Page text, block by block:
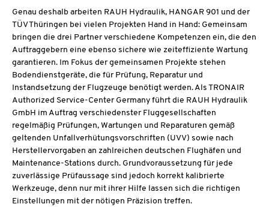
Genau deshalb arbeiten RAUH Hydraulik, HANGAR 901 und der
TÜV Thüringen bei vielen Projekten Hand in Hand: Gemeinsam
bringen die drei Partner verschiedene Kompetenzen ein, die den
Auftraggebern eine ebenso sichere wie zeiteffiziente Wartung
garantieren. Im Fokus der gemeinsamen Projekte stehen
Bodendienstgeräte, die für Prüfung, Reparatur und
Instandsetzung der Flugzeuge benötigt werden. Als TRONAIR
Authorized Service-Center Germany führt die RAUH Hydraulik
GmbH im Auftrag verschiedenster Fluggesellschaften
regelmäßig Prüfungen, Wartungen und Reparaturen gemäß
geltenden Unfallverhütungsvorschriften (UVV) sowie nach
Herstellervorgaben an zahlreichen deutschen Flughäfen und
Maintenance-Stations durch. Grundvoraussetzung für jede
zuverlässige Prüfaussage sind jedoch korrekt kalibrierte
Werkzeuge, denn nur mit ihrer Hilfe lassen sich die richtigen
Einstellungen mit der nötigen Präzision treffen.